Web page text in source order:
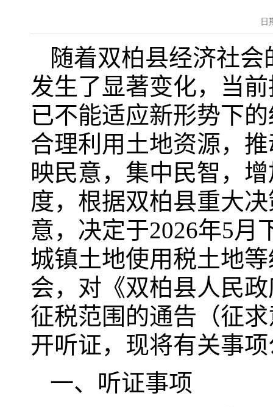
日
随着双柏县经济社
发生了显著变化，当
已不能适应新形势下
合理利用土地资源，
映民意，集中民智，
度，根据双柏县重大
意，决定于2026年5月
城镇土地使用税土地
会，对《双柏县人民
征税范围的通告（征
开听证，现将有关事
一、听证事项